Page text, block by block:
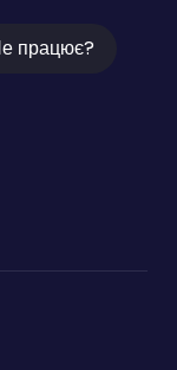
працює?